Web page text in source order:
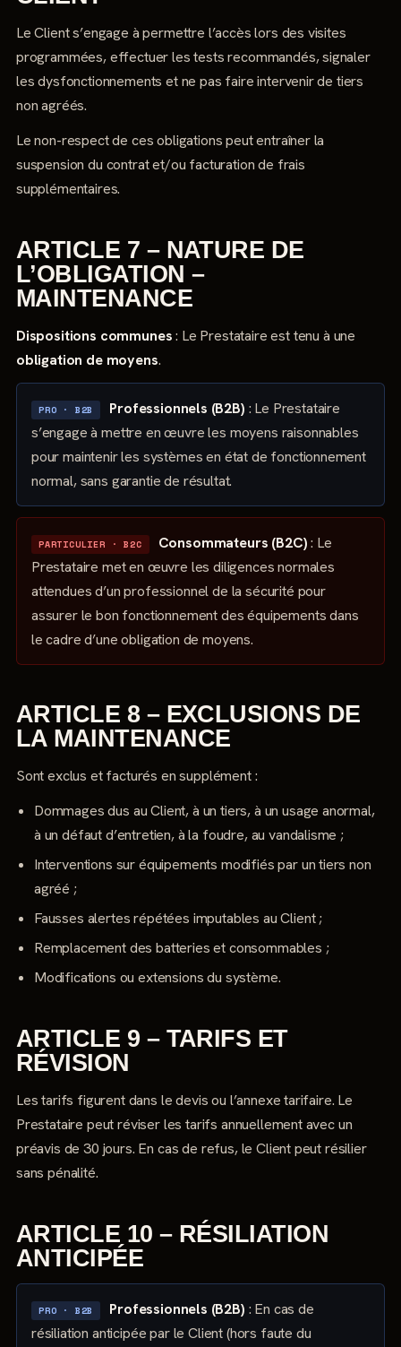
Le Client s’engage à permettre l’accès lors des visites
programmées, effectuer les tests recommandés, signaler
les dysfonctionnements et ne pas faire intervenir de tiers
non agréés.
Le non-respect de ces obligations peut entraîner la
suspension du contrat et/ou facturation de frais
supplémentaires.
ARTICLE 7 – NATURE DE
L’OBLIGATION –
MAINTENANCE
Dispositions communes: Le Prestataire est tenu à une
obligation de moyens.
PRO · B2B Professionnels (B2B) : Le Prestataire
s’engage à mettre en œuvre les moyens raisonnables
pour maintenir les systèmes en état de fonctionnement
normal, sans garantie de résultat.
PARTICULIER · B2C Consommateurs (B2C): Le
Prestataire met en œuvre les diligences normales
attendues d’un professionnel de la sécurité pour
assurer le bon fonctionnement des équipements dans
le cadre d’une obligation de moyens.
ARTICLE 8 – EXCLUSIONS DE
LA MAINTENANCE
Sont exclus et facturés en supplément :
Dommages dus au Client, à un tiers, à un usage anormal,
à un défaut d’entretien, à la foudre, au vandalisme ;
Interventions sur équipements modifiés par un tiers non
agréé ;
Fausses alertes répétées imputables au Client ;
Remplacement des batteries et consommables ;
Modifications ou extensions du système.
ARTICLE 9 – TARIFS ET
RÉVISION
Les tarifs figurent dans le devis ou l’annexe tarifaire. Le
Prestataire peut réviser les tarifs annuellement avec un
préavis de 30 jours. En cas de refus, le Client peut résilier
sans pénalité.
ARTICLE 10 – RÉSILIATION
ANTICIPÉE
PRO · B2B Professionnels (B2B) : En cas de
résiliation anticipée par le Client (hors faute du